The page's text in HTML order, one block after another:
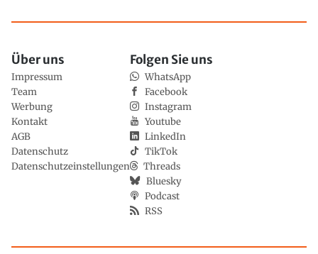
Über uns
Impressum
Team
Werbung
Kontakt
AGB
Datenschutz
Datenschutzeinstellungen
Folgen Sie uns
WhatsApp
Facebook
Instagram
Youtube
LinkedIn
TikTok
Threads
Bluesky
Podcast
RSS